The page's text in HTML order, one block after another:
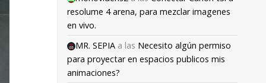
resolume 4 arena, para mezclar imagenes
en vivo.
MR. SEPIA a las Necesito algún permiso
para proyectar en espacios publicos mis
animaciones?